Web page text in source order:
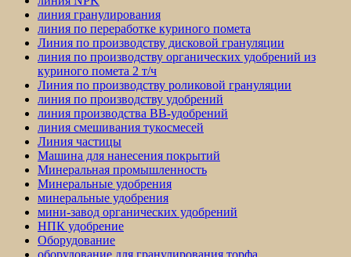
линия гранулирования
линия по переработке куриного помета
Линия по производству дисковой грануляции
линия по производству органических удобрений из
куриного помета 2 т/ч
Линия по производству роликовой грануляции
линия по производству удобрений
линия производства BB-удобрений
линия смешивания тукосмесей
Линия частицы
Машина для нанесения покрытий
Минеральная промышленность
Минеральные удобрения
минеральные удобрения
мини-завод органических удобрений
НПК удобрение
Оборудование